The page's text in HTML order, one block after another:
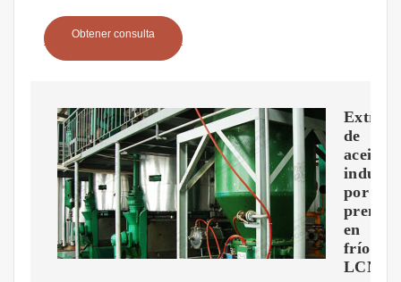
Obtener consulta
de
aceite
por
en
frío